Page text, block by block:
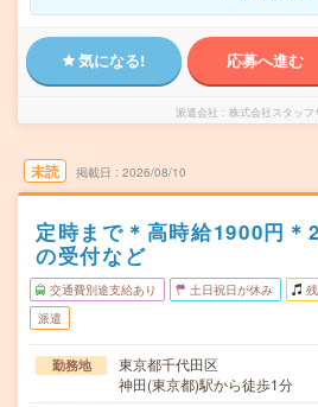
気になる! 応募へ進む
派遣会社 株式会社スタッフ
未読 掲載日 2026/08/10
定時まで＊高時給1900円＊
の受付など
交通費別途支給あり 土日祝日が休み 残
派遣
勤務地
東京都千代田区
神田(東京都)駅から徒歩1分